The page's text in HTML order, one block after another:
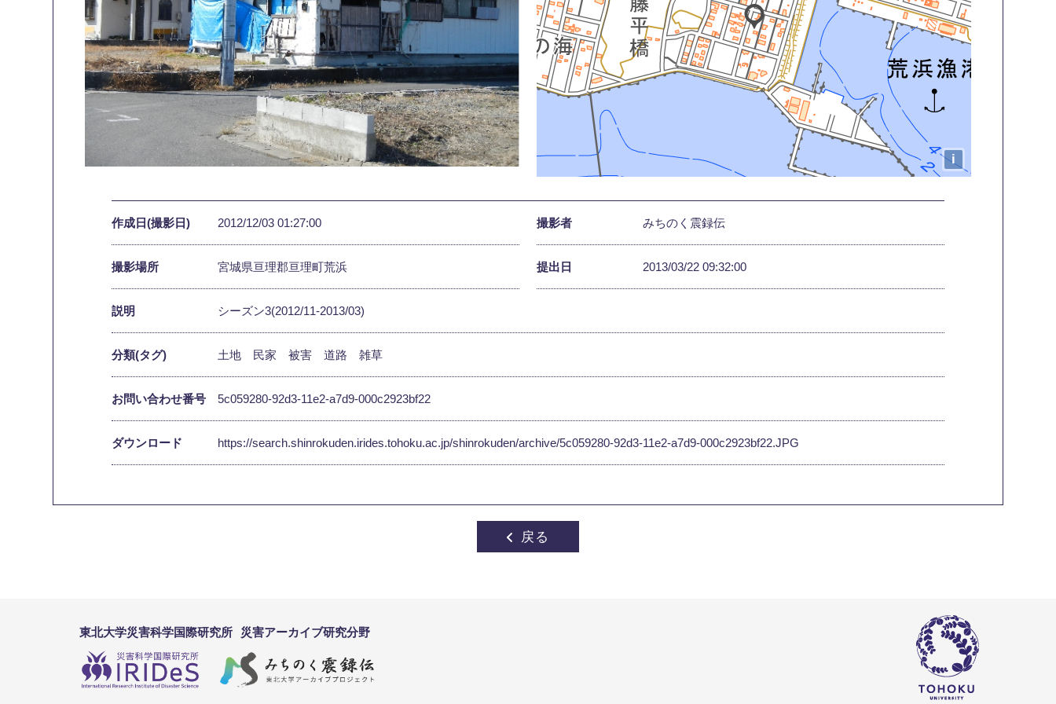
i
作成日(撮影日) 2012/12/03 01:27:00
撮影場所 宮城県亘理郡亘理町荒浜
撮影者 みちのく震録伝
提出日 2013/03/22 09:32:00
説明 シーズン3(2012/11-2013/03)
分類(タグ) 土地 民家 被害 道路 雑草
お問い合わせ番号 5c059280-92d3-11e2-a7d9-000c2923bf22
ダウンロード https://search.shinrokuden.irides.tohoku.ac.jp/shinrokuden/archive/5c059280-92d3-11e2-a7d9-000c2923bf22.JPG
戻る
東北大学災害科学国際研究所 災害アーカイブ研究分野